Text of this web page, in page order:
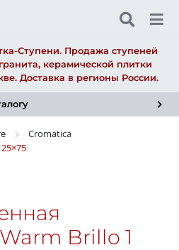
Ступени. Продажа ступеней
керамической плитки
Доставка в регионы России.
Cromatica
25×75
Brillo 1